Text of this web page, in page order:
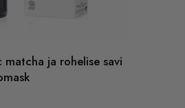
matcha ja rohelise savi